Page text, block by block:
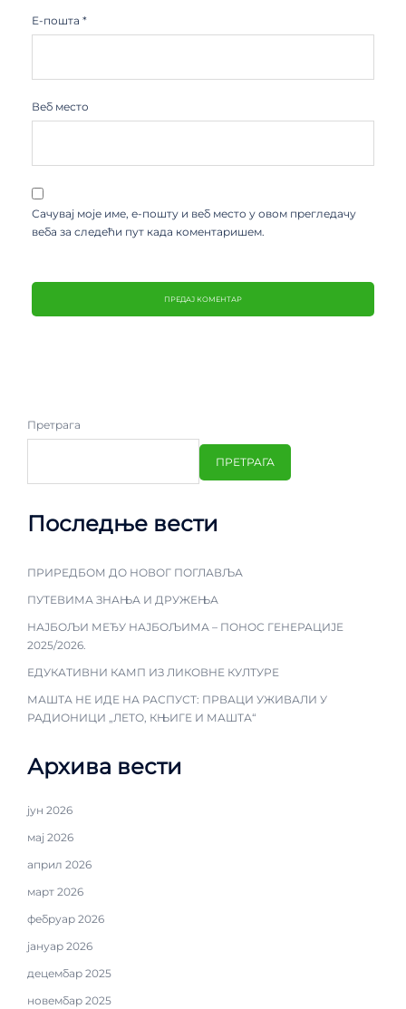
Е-пошта *
Веб место
Сачувај моје име, е-пошту и веб место у овом прегледачу
веба за следећи пут када коментаришем.
Претрага
ПРЕТРАГА
Последње вести
ПРИРЕДБОМ ДО НОВОГ ПОГЛАВЉА
ПУТЕВИМА ЗНАЊА И ДРУЖЕЊА
НАЈБОЉИ МЕЂУ НАЈБОЉИМА – ПОНОС ГЕНЕРАЦИЈЕ
2025/2026.
ЕДУКАТИВНИ КАМП ИЗ ЛИКОВНЕ КУЛТУРЕ
МАШТА НЕ ИДЕ НА РАСПУСТ: ПРВАЦИ УЖИВАЛИ У
РАДИОНИЦИ „ЛЕТО, КЊИГЕ И МАШТА“
Архива вести
јун 2026
мај 2026
април 2026
март 2026
фебруар 2026
јануар 2026
децембар 2025
новембар 2025